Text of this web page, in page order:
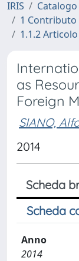
IRIS
1 Contributo
1.1.2
as
Foreign
SIANO,
2014
Scheda
Scheda
Anno
2014